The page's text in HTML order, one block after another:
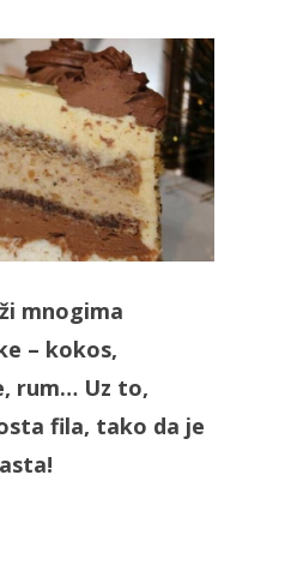
mnogima
– kokos,
rum… Uz to,
fila, tako da je